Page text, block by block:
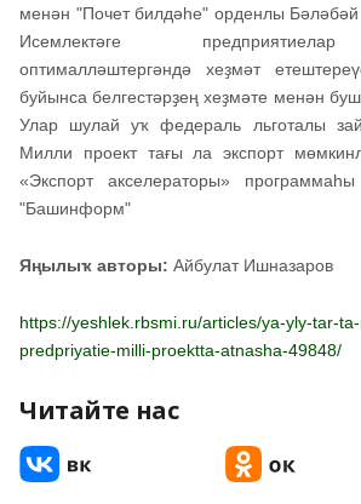
менән "Почет билдәһе" орденлы Бәләбәй
Исемлектәге
оптималләштергәндә хеҙмәт
буйынса белгестәрҙең хеҙмәте менән
Улар шулай уҡ федераль льготалы
Милли проект тағы ла экспорт
«Экспорт акселераторы»
"Башинформ"
Яңылыҡ авторы: Айбулат Ишназаров
https://yeshlek.rbsmi.ru/articles/ya-yly-tar-
predpriyatie-milli-proektta-atnasha-49848/
Читайте нас